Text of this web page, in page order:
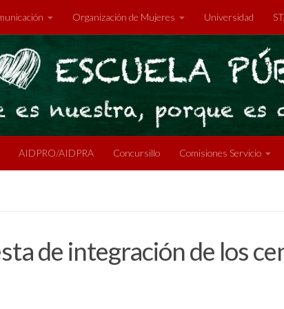
Organización de Mujeres Universidad
AIDPRO/AIDPRA Concursillo Comisiones Servicio
de integración de los